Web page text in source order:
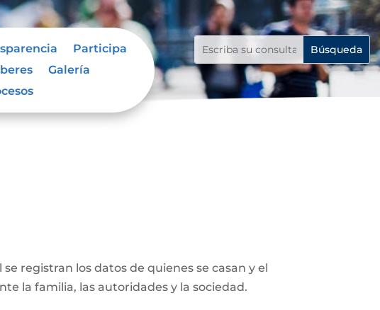
Participa
Galería
registran los datos de quienes se casan y el
la familia, las autoridades y la sociedad.